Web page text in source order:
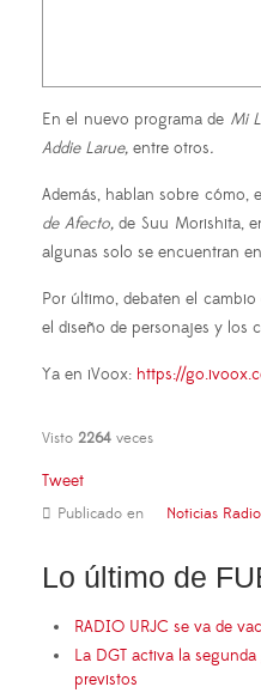
En el nuevo programa de Mi
Addie Larue, entre otros.
Además, hablan sobre cómo,
de Afecto,de Suu Morishita,
algunas solo se encuentran
Por último, debaten el
el diseño de personajes y los
Ya en iVoox: https://
Visto 2264 veces
Tweet
Publicado en Noticias
Lo último de
RADIO URJC se va de
La DGT activa la
previstos